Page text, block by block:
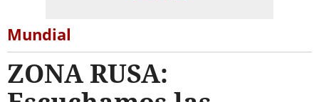
Mundial
ZONA RUSA: